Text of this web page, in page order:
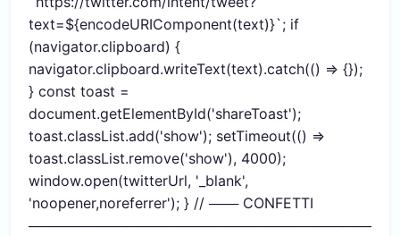
text=${encodeURIComponent(text)}`; if
(navigator.clipboard) {
navigator.clipboard.writeText(text).catch(() => {});
} const toast =
document.getElementById('shareToast');
toast.classList.add('show'); setTimeout(() =>
toast.classList.remove('show'), 4000);
window.open(twitterUrl, '_blank',
'noopener,noreferrer'); } // ─── CONFETTI